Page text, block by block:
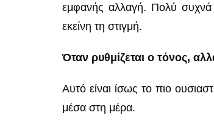
εμφανής αλλαγή. Πολύ συχνά
εκείνη τη στιγμή.
Όταν ρυθμίζεται ο τόνος,
Αυτό είναι ίσως το πιο
μέσα στη μέρα.